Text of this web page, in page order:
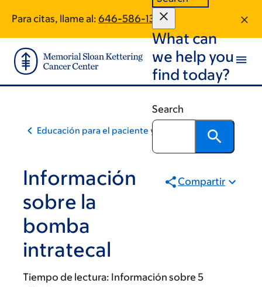
main
content
footer
Para citas, llame al: 646-586-1377
What can
we help you
find today?
Search
Educación para el paciente y la comunidad
Información
sobre la
bomba
intratecal
Compartir
Tiempo de lectura: Información sobre 5